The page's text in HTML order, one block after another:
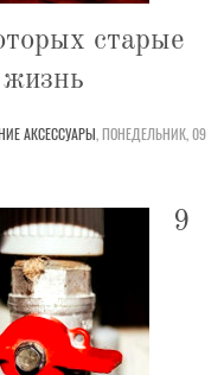
старые
АКСЕССУАРЫ,ПОНЕДЕЛЬНИК, 09
9